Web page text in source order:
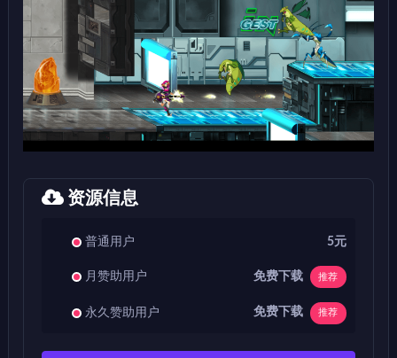
资源信息
普通用户 5元
月赞助用户 免费下载 推荐
永久赞助用户 免费下载 推荐